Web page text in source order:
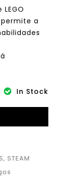
a
In Stock
, STEAM